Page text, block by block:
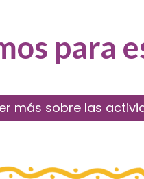
para
más sobre las